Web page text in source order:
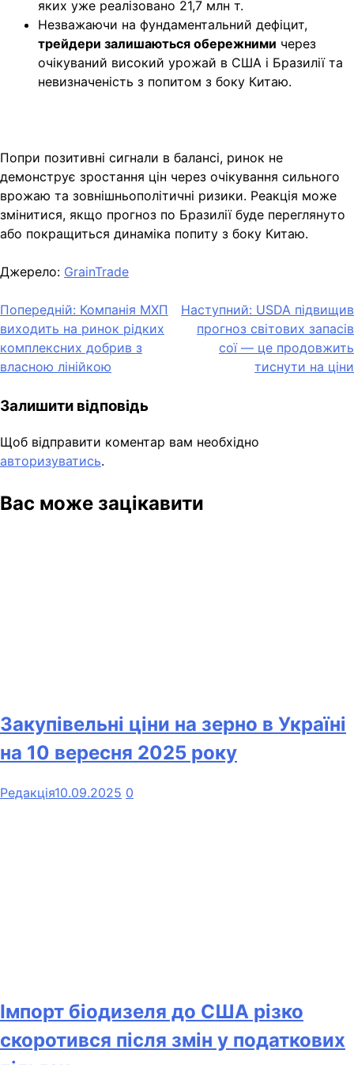
яких уже реалізовано 21,7 млн т.
Незважаючи на фундаментальний дефіцит,
трейдери залишаються обережними через
очікуваний високий урожай в США і Бразилії та
невизначеність з попитом з боку Китаю.
Попри позитивні сигнали в балансі, ринок не
демонструє зростання цін через очікування сильного
врожаю та зовнішньополітичні ризики. Реакція може
змінитися, якщо прогноз по Бразилії буде переглянуто
або покращиться динаміка попиту з боку Китаю.
Джерело: GrainTrade
Навігація
записів
Попередній: Компанія МХП
виходить на ринок рідких
комплексних добрив з
власною лінійкою
Наступний: USDA підвищив
прогноз світових запасів
сої — це продовжить
тиснути на ціни
Залишити відповідь
Щоб відправити коментар вам необхідно
авторизуватись.
Вас може зацікавити
Закупівельні ціни на зерно в Україні
на 10 вересня 2025 року
Редакція10.09.2025 0
Імпорт біодизеля до США різко
скоротився після змін у податкових